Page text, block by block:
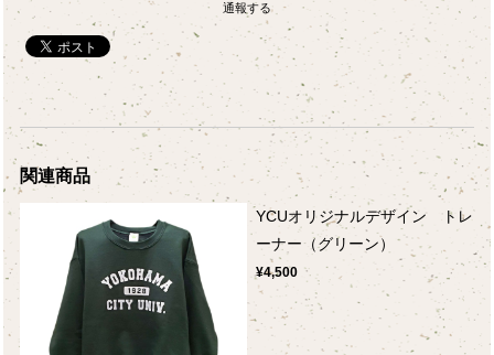
通報する
関連商品
YCUオリジナルデザイン トレ
ーナー（グリーン）
¥4,500